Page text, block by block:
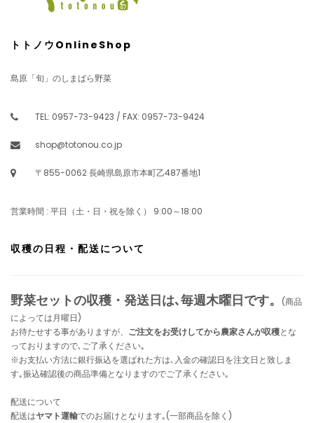
トトノウOnlineShop
島原「旬」のしまばら野菜
TEL: 0957-73-9423 / FAX: 0957-73-9424
shop@totonou.co.jp
〒855-0062 長崎県島原市本町乙487番地1
営業時間 : 平日（土・日・祝を除く） 9:00～18:00
収穫の日程・配送について
野菜セットの収穫・発送日は､毎週木曜日です。
(商品
によっては月曜日)
お待たせする事がありますが、 ご注文をお受けしてから農家さんが収穫とな
っておりますので､ご了承ください｡
※お支払い方法に銀行振込を選ばれた方は､入金の確認日を注文日と致しま
す｡振込確認後の商品準備となりますのでご了承ください｡
配送について
配送はヤマト運輸でのお届けとなります｡(一部商品を除く)